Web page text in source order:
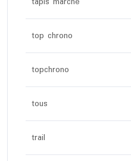
top chrono
topchrono
tous
trail